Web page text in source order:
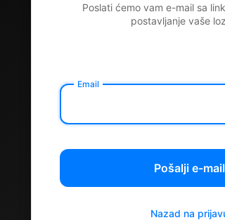
Poslati ćemo vam e-mail sa
postavljanje vaše
Email
Pošalji e-mail
Nazad na